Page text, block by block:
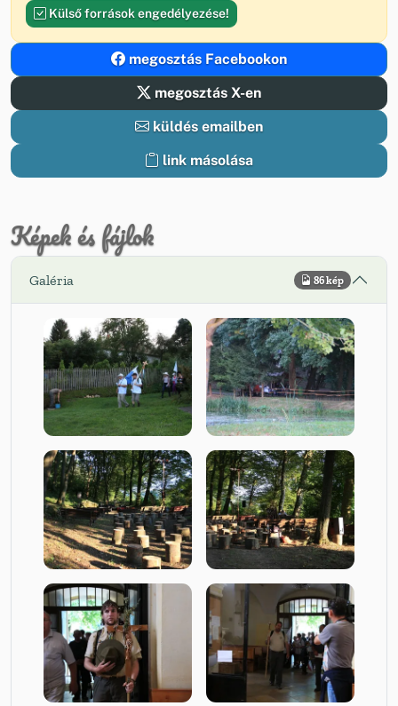
Külső források engedélyezése!
megosztás Facebookon
megosztás X-en
küldés emailben
link másolása
Képek és fájlok
Galéria 86 kép